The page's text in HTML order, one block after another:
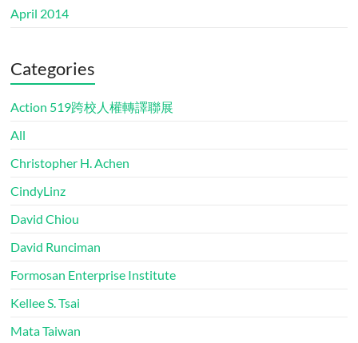
April 2014
Categories
Action 519跨校人權轉譯聯展
All
Christopher H. Achen
CindyLinz
David Chiou
David Runciman
Formosan Enterprise Institute
Kellee S. Tsai
Mata Taiwan